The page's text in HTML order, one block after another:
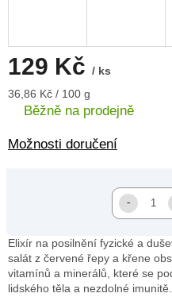
129 Kč / ks
Měrná
cena:
36,86 Kč / 100 g
Běžně na prodejně
Možnosti doručení
Elixír na posilnění fyzické a
salát z červené řepy a křene
vitamínů a minerálů, které se
lidského těla a nezdolné imunitě.